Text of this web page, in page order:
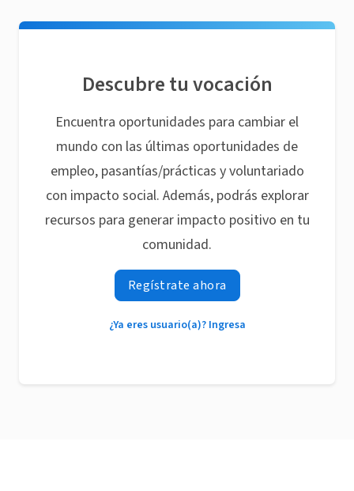
Descubre tu vocación
Encuentra oportunidades para cambiar el
mundo con las últimas oportunidades de
empleo, pasantías/prácticas y voluntariado
con impacto social. Además, podrás explorar
recursos para generar impacto positivo en tu
comunidad.
Regístrate ahora
¿Ya eres usuario(a)? Ingresa